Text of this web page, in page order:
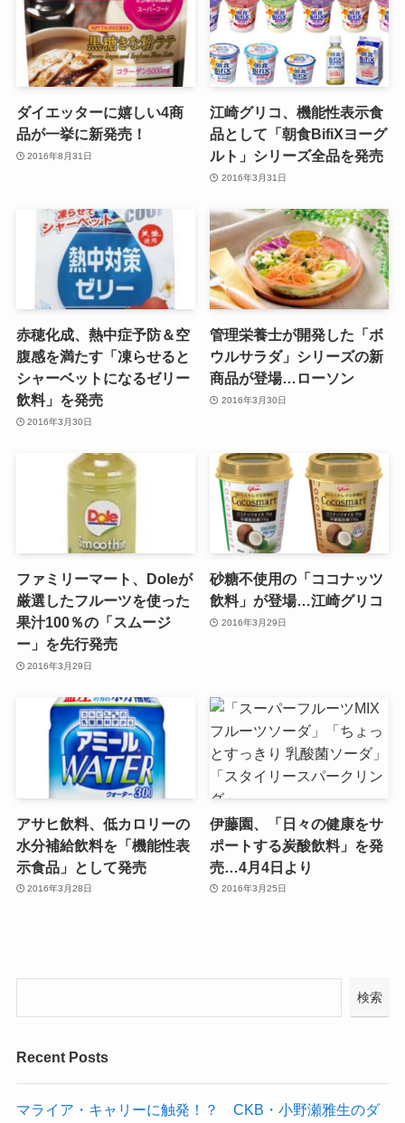
ダイエッターに嬉しい4商
品が一挙に新発売！
2016年8月31日
江崎グリコ、機能性表示食
品として「朝食BifiXヨーグ
ルト」シリーズ全品を発売
2016年3月31日
赤穂化成、熱中症予防＆空
腹感を満たす「凍らせると
シャーベットになるゼリー
飲料」を発売
2016年3月30日
管理栄養士が開発した「ボ
ウルサラダ」シリーズの新
商品が登場…ローソン
2016年3月30日
ファミリーマート、Doleが
厳選したフルーツを使った
果汁100％の「スムージ
ー」を先行発売
2016年3月29日
砂糖不使用の「ココナッツ
飲料」が登場…江崎グリコ
2016年3月29日
アサヒ飲料、低カロリーの
水分補給飲料を「機能性表
示食品」として発売
2016年3月28日
伊藤園、「日々の健康をサ
ポートする炭酸飲料」を発
売…4月4日より
2016年3月25日
検索
Recent Posts
マライア・キャリーに触発！？ CKB・小野瀬雅生のダ